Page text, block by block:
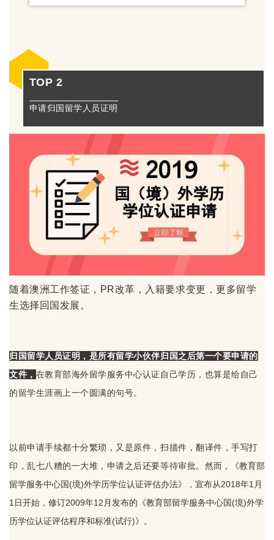
TOP 2
申请归国留学人员证明
随着澳洲工作签证，PR改革，入籍要求变更，更多留学
生选择回国发展。
归国留学人员证明，是所有留学小伙伴归国之后第一个要申请的
文件， 在教育部海外留学服务中心认证自己学历，也算是给自己
的留学生涯画上一个圆满的句号。
以前申请手续都十分繁琐，又是原件，扫描件，翻译件，手写打
印，乱七八糟的一大堆，申请之后还要等待审批。 然而，《教育部
留学服务中心国(境)外学历学位认证评估办法》，宣布从2018年1月
1日开始，修订2009年12月发布的《教育部留学服务中心国(境)外学
历学位认证评估程序和标准(试行)》。